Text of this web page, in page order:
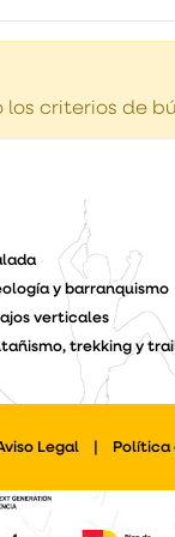
criterios de
y barranquismo
verticales
trekking y
Legal Política